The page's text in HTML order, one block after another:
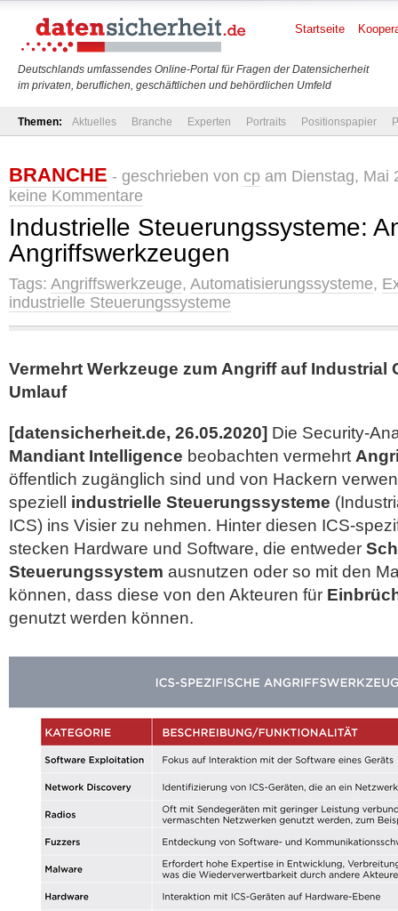
Deutschlands umfassendes Online-Portal für Fragen der Datensicherheit
im privaten, beruflichen, geschäftlichen und behördlichen Umfeld
Startseite
Themen: Aktuelles Branche Experten Portraits Positionspapier
BRANCHE - geschrieben von cp am Dienstag, Mai
keine Kommentare
Industrielle Steuerungssysteme:
Angriffswerkzeugen
Tags: Angriffswerkzeuge, Automatisierungssysteme,
industrielle Steuerungssysteme
Vermehrt Werkzeuge zum Angriff auf Industrial
Umlauf
[datensicherheit.de, 26.05.2020] Die Security-
Mandiant Intelligence beobachten vermehrt
öffentlich zugänglich sind und von Hackern
speziell industrielle Steuerungssysteme
ICS) ins Visier zu nehmen. Hinter diesen ICS-
stecken Hardware und Software, die entweder
Steuerungssystem ausnutzen oder so mit den
können, dass diese von den Akteuren für
genutzt werden können.